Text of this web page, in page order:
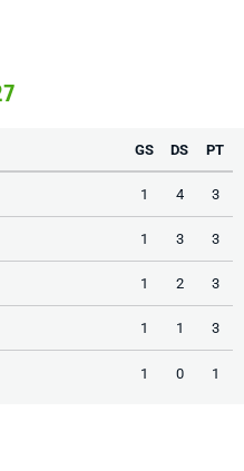
GS DS PT
1 4 3
1 3 3
1 2 3
1 1 3
1 0 1